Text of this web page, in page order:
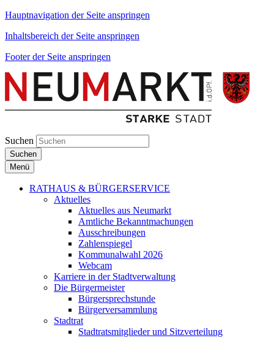
Hauptnavigation der Seite anspringen
Inhaltsbereich der Seite anspringen
Footer der Seite anspringen
Suchen
Suchen
Menü
RATHAUS & BÜRGERSERVICE
Aktuelles
Aktuelles aus Neumarkt
Amtliche Bekanntmachungen
Ausschreibungen
Zahlenspiegel
Kommunalwahl 2026
Webcam
Karriere in der Stadtverwaltung
Die Bürgermeister
Bürgersprechstunde
Bürgerversammlung
Stadtrat
Stadtratsmitglieder und Sitzverteilung